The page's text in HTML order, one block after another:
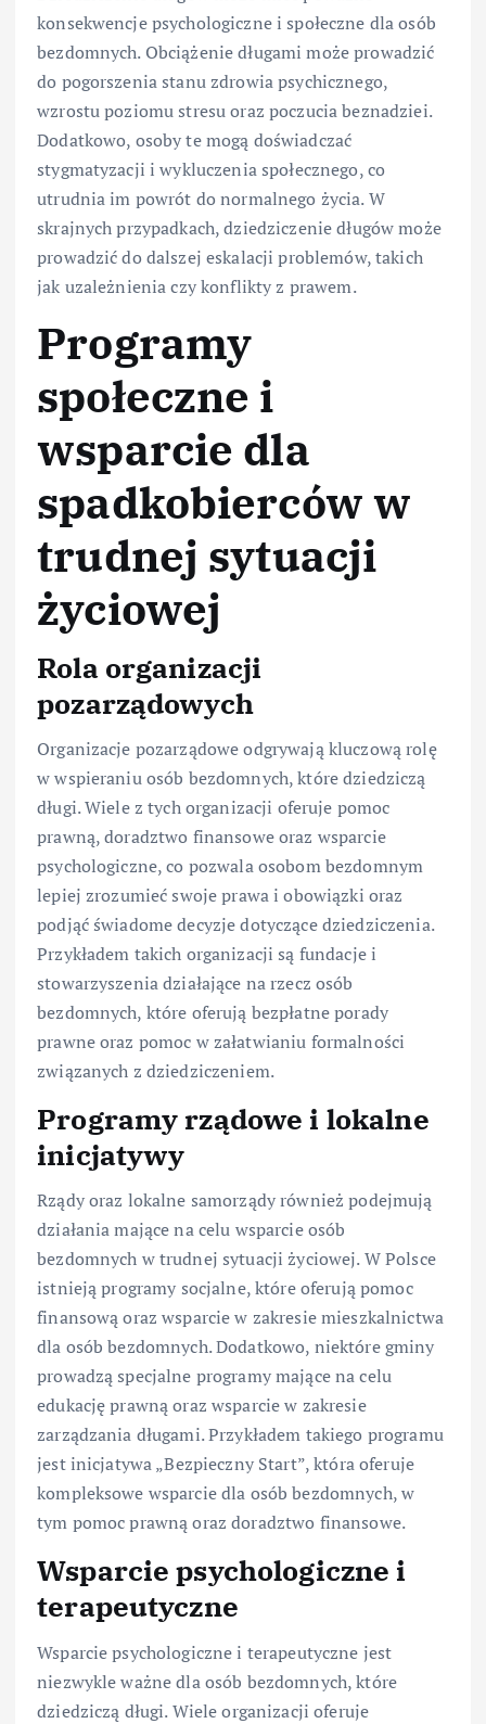
konsekwencje psychologiczne i społeczne dla osób
bezdomnych. Obciążenie długami może prowadzić
do pogorszenia stanu zdrowia psychicznego,
wzrostu poziomu stresu oraz poczucia beznadziei.
Dodatkowo, osoby te mogą doświadczać
stygmatyzacji i wykluczenia społecznego, co
utrudnia im powrót do normalnego życia. W
skrajnych przypadkach, dziedziczenie długów może
prowadzić do dalszej eskalacji problemów, takich
jak uzależnienia czy konflikty z prawem.
Programy
społeczne i
wsparcie dla
spadkobierców w
trudnej sytuacji
życiowej
Rola organizacji
pozarządowych
Organizacje pozarządowe odgrywają kluczową rolę
w wspieraniu osób bezdomnych, które dziedziczą
długi. Wiele z tych organizacji oferuje pomoc
prawną, doradztwo finansowe oraz wsparcie
psychologiczne, co pozwala osobom bezdomnym
lepiej zrozumieć swoje prawa i obowiązki oraz
podjąć świadome decyzje dotyczące dziedziczenia.
Przykładem takich organizacji są fundacje i
stowarzyszenia działające na rzecz osób
bezdomnych, które oferują bezpłatne porady
prawne oraz pomoc w załatwianiu formalności
związanych z dziedziczeniem.
Programy rządowe i lokalne
inicjatywy
Rządy oraz lokalne samorządy również podejmują
działania mające na celu wsparcie osób
bezdomnych w trudnej sytuacji życiowej. W Polsce
istnieją programy socjalne, które oferują pomoc
finansową oraz wsparcie w zakresie mieszkalnictwa
dla osób bezdomnych. Dodatkowo, niektóre gminy
prowadzą specjalne programy mające na celu
edukację prawną oraz wsparcie w zakresie
zarządzania długami. Przykładem takiego programu
jest inicjatywa „Bezpieczny Start”, która oferuje
kompleksowe wsparcie dla osób bezdomnych, w
tym pomoc prawną oraz doradztwo finansowe.
Wsparcie psychologiczne i
terapeutyczne
Wsparcie psychologiczne i terapeutyczne jest
niezwykle ważne dla osób bezdomnych, które
dziedziczą długi. Wiele organizacji oferuje